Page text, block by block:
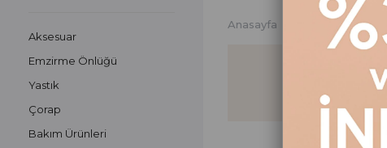
Aksesuar
Emzirme Önlüğü
Yastık
Çorap
Bakım Ürünleri
Anasayfa Aksesuar